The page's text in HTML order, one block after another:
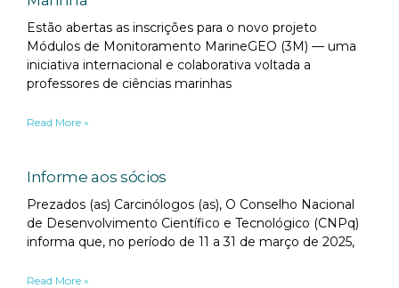
Estão abertas as inscrições para o novo projeto
Módulos de Monitoramento MarineGEO (3M) — uma
iniciativa internacional e colaborativa voltada a
professores de ciências marinhas
Read More »
Informe aos sócios
Prezados (as) Carcinólogos (as), O Conselho Nacional
de Desenvolvimento Científico e Tecnológico (CNPq)
informa que, no período de 11 a 31 de março de 2025,
Read More »